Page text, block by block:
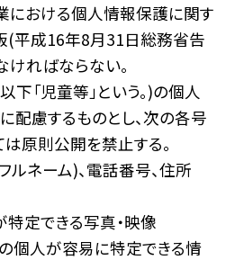
における個人情報保護に関す
(平成16年8月31日総務省告
ればならない。
「児童等」という。)の個人
配慮するものとし、次の各号
原則公開を禁止する。
ネーム)、電話番号、住所
定できる写真・映像
個人が容易に特定できる情